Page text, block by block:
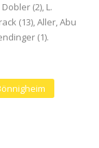
(2), L.
(13), Aller, Abu
(1).